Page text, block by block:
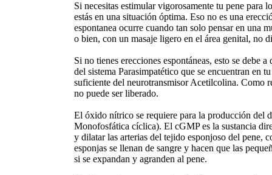
Si necesitas estimular vigorosamente tu pene para
estás en una situación óptima. Eso no es una
espontanea ocurre cuando tan solo pensar en una
o bien, con un masaje ligero en el área genital, no
Si no tienes erecciones espontáneas, esto se debe
del sistema Parasimpatético que se encuentran en
suficiente del neurotransmisor Acetilcolina. Como
no puede ser liberado.
El óxido nítrico se requiere para la producción del
Monofosfática cíclica). El cGMP es la sustancia
y dilatar las arterias del tejido esponjoso del pene,
esponjas se llenan de sangre y hacen que las
si se expandan y agranden al pene.